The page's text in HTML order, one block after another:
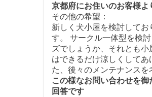
京都府にお住いのお客様よ
その他の希望：
新しく犬小屋を検討して
す。 サークル一体型を検
ズでしょうか、それとも
はできるだけ涼しくして
た、後々のメンテナンスを
この様なお問い合わせを御
回答です